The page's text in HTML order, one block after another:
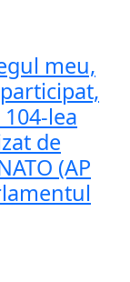
meu,
lea
de
(AP